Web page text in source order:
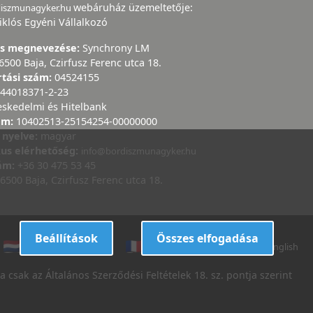
webáruház üzemeltetője:
Egyéni Vállalkozó
megnevezése: Synchrony LM
6500 Baja, Czirfusz Ferenc utca 18.
szám: 04524155
44018371-2-23
és Hitelbank
10402513-25154254-00000000
magyar
elérhetőség:
info@bordiszmunagyker.hu
+36 30 475 53 45
6500 Baja, Czirfusz Ferenc utca 18.
dutch danish french italian english
az Általános Szerződési Feltételek 18. sz. pontja szerint
Beállítások Összes elfogadása